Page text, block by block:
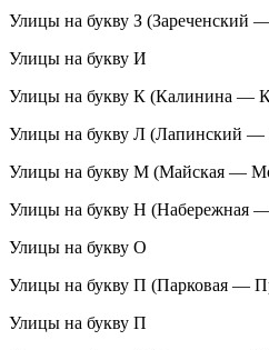
Улицы на букву З (Зареченский
Улицы на букву И
Улицы на букву К (Калинина —
Улицы на букву Л (Лапинский —
Улицы на букву М (Майская —
Улицы на букву Н (Набережная
Улицы на букву О
Улицы на букву П (Парковая —
Улицы на букву П